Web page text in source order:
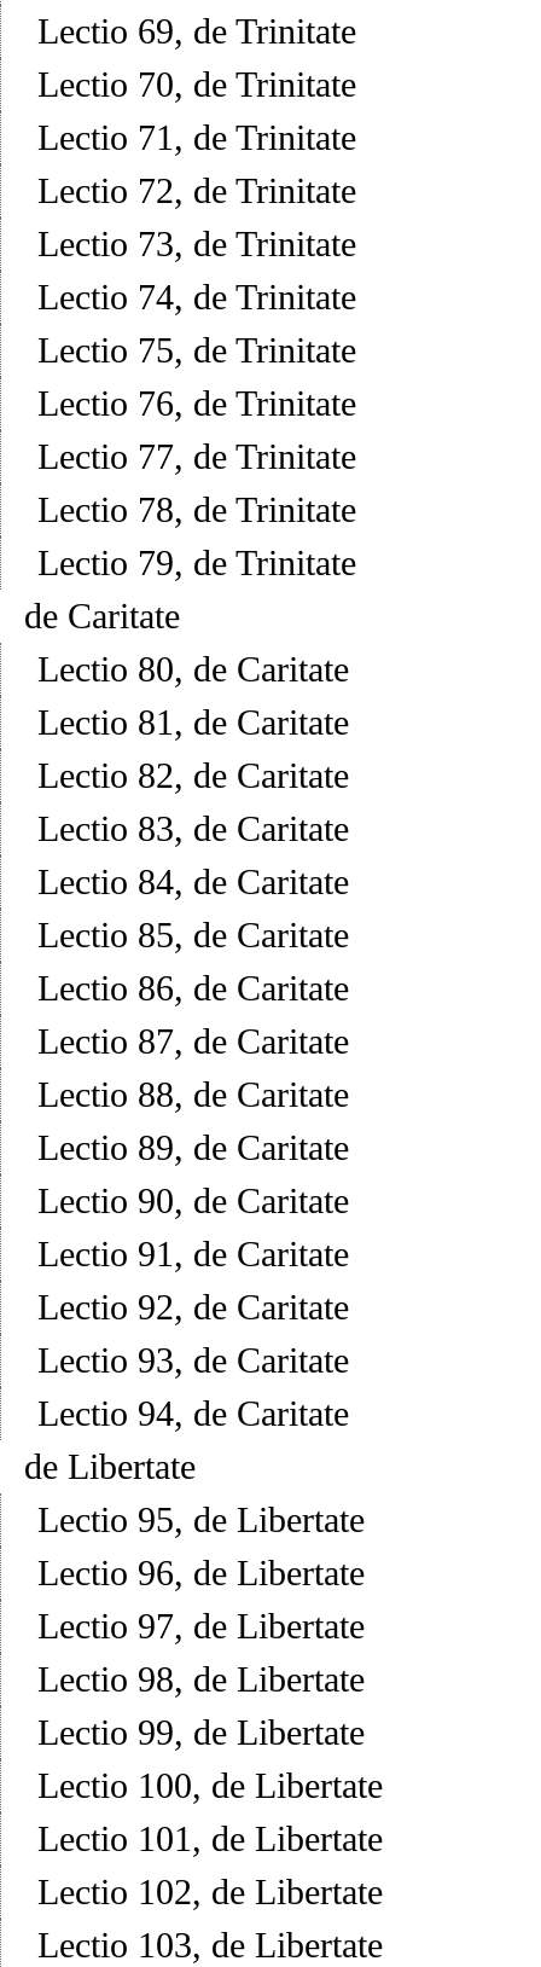
Lectio 69, de Trinitate
Lectio 70, de Trinitate
Lectio 71, de Trinitate
Lectio 72, de Trinitate
Lectio 73, de Trinitate
Lectio 74, de Trinitate
Lectio 75, de Trinitate
Lectio 76, de Trinitate
Lectio 77, de Trinitate
Lectio 78, de Trinitate
Lectio 79, de Trinitate
de Caritate
Lectio 80, de Caritate
Lectio 81, de Caritate
Lectio 82, de Caritate
Lectio 83, de Caritate
Lectio 84, de Caritate
Lectio 85, de Caritate
Lectio 86, de Caritate
Lectio 87, de Caritate
Lectio 88, de Caritate
Lectio 89, de Caritate
Lectio 90, de Caritate
Lectio 91, de Caritate
Lectio 92, de Caritate
Lectio 93, de Caritate
Lectio 94, de Caritate
de Libertate
Lectio 95, de Libertate
Lectio 96, de Libertate
Lectio 97, de Libertate
Lectio 98, de Libertate
Lectio 99, de Libertate
Lectio 100, de Libertate
Lectio 101, de Libertate
Lectio 102, de Libertate
Lectio 103, de Libertate